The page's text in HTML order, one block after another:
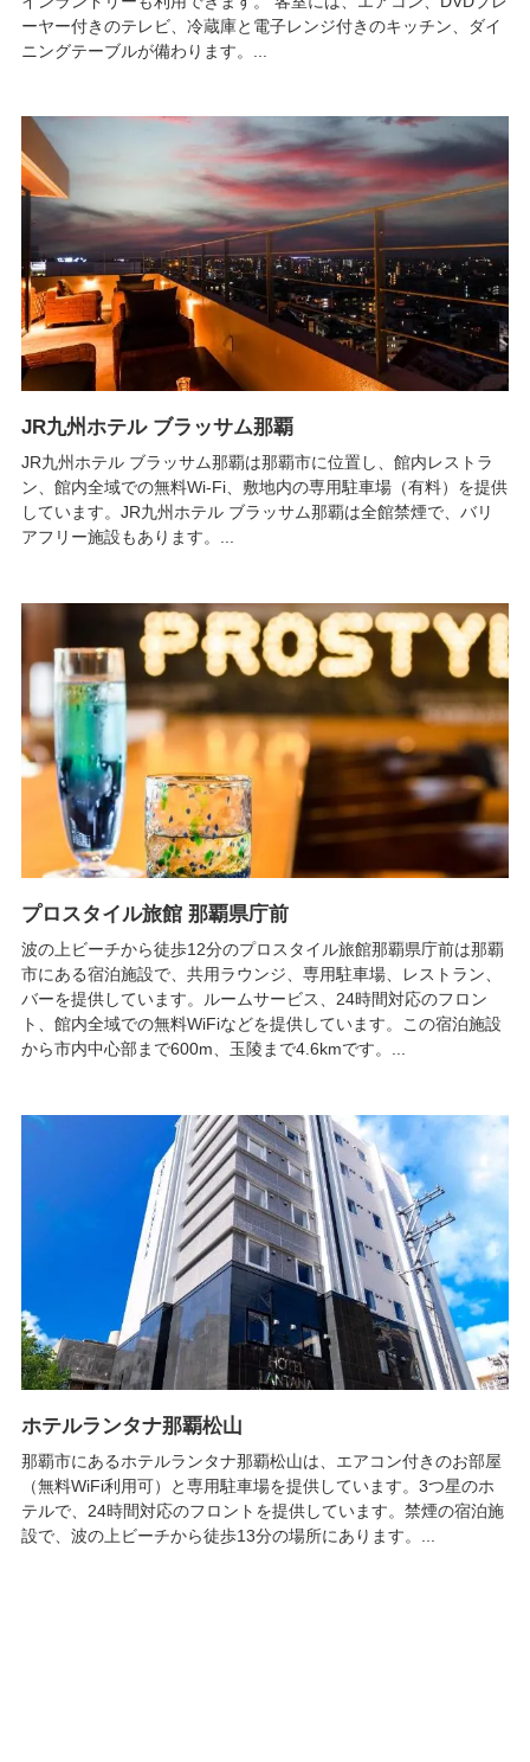
ーヤー付きのテレビ、冷蔵庫と電子レンジ付きのキッチン、ダイ
ニングテーブルが備わります。...
JR九州ホテル ブラッサム那覇
JR九州ホテル ブラッサム那覇は那覇市に位置し、館内レストラ
ン、館内全域での無料Wi-Fi、敷地内の専用駐車場（有料）を提供
しています。JR九州ホテル ブラッサム那覇は全館禁煙で、バリ
アフリー施設もあります。...
プロスタイル旅館 那覇県庁前
波の上ビーチから徒歩12分のプロスタイル旅館那覇県庁前は那覇
市にある宿泊施設で、共用ラウンジ、専用駐車場、レストラン、
バーを提供しています。ルームサービス、24時間対応のフロン
ト、館内全域での無料WiFiなどを提供しています。この宿泊施設
から市内中心部まで600m、玉陵まで4.6kmです。...
ホテルランタナ那覇松山
那覇市にあるホテルランタナ那覇松山は、エアコン付きのお部屋
（無料WiFi利用可）と専用駐車場を提供しています。3つ星のホ
テルで、24時間対応のフロントを提供しています。禁煙の宿泊施
設で、波の上ビーチから徒歩13分の場所にあります。...